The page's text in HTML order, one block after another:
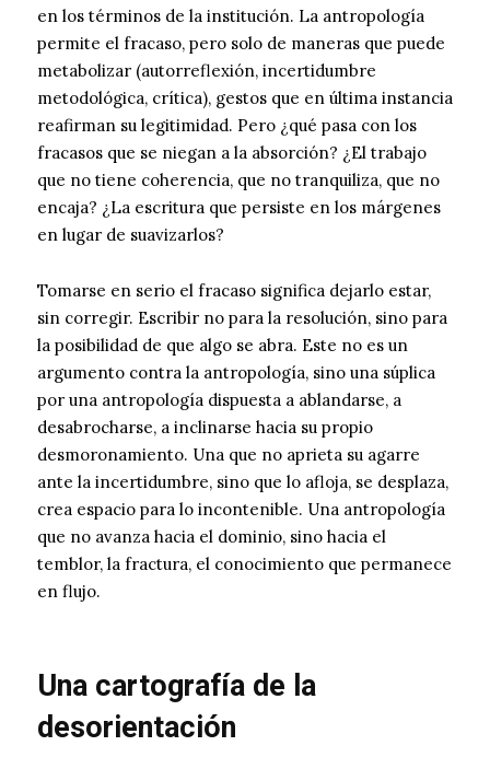
en los términos de la institución. La antropología
permite el fracaso, pero solo de maneras que puede
metabolizar (autorreflexión, incertidumbre
metodológica, crítica), gestos que en última instancia
reafirman su legitimidad. Pero ¿qué pasa con los
fracasos que se niegan a la absorción? ¿El trabajo
que no tiene coherencia, que no tranquiliza, que no
encaja? ¿La escritura que persiste en los márgenes
en lugar de suavizarlos?
Tomarse en serio el fracaso significa dejarlo estar,
sin corregir. Escribir no para la resolución, sino para
la posibilidad de que algo se abra. Este no es un
argumento contra la antropología, sino una súplica
por una antropología dispuesta a ablandarse, a
desabrocharse, a inclinarse hacia su propio
desmoronamiento. Una que no aprieta su agarre
ante la incertidumbre, sino que lo afloja, se desplaza,
crea espacio para lo incontenible. Una antropología
que no avanza hacia el dominio, sino hacia el
temblor, la fractura, el conocimiento que permanece
en flujo.
Una cartografía de la
desorientación